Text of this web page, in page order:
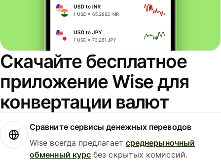
Скачайте бесплатное
приложение Wise для
конвертации валют
Сравните сервисы денежных переводов
Wise всегда предлагает среднерыночный
обменный курс без скрытых комиссий.